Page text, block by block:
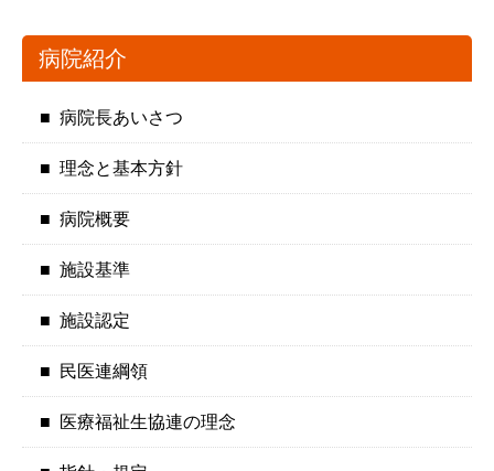
病院紹介
病院長あいさつ
理念と基本方針
病院概要
施設基準
施設認定
民医連綱領
医療福祉生協連の理念